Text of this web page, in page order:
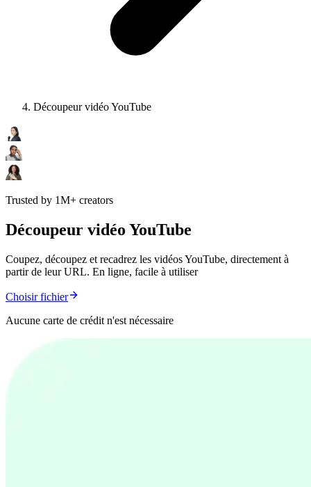
Découpeur vidéo YouTube
Trusted by 1M+ creators
Découpeur vidéo YouTube
Coupez, découpez et recadrez les vidéos YouTube, directement à
partir de leur URL. En ligne, facile à utiliser
Choisir fichier
Aucune carte de crédit n'est nécessaire